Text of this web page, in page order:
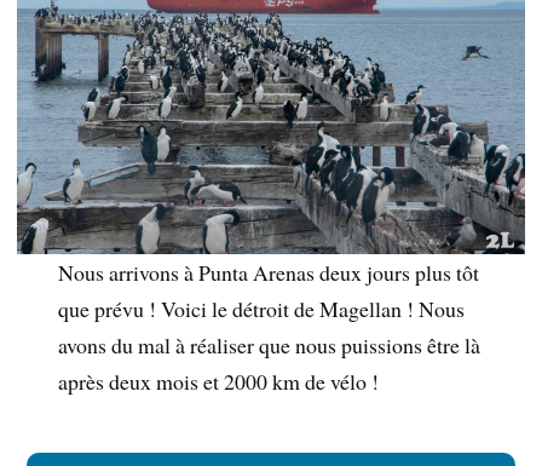
Nous arrivons à Punta Arenas deux jours plus tôt
que prévu ! Voici le détroit de Magellan ! Nous
avons du mal à réaliser que nous puissions être là
après deux mois et 2000 km de vélo !